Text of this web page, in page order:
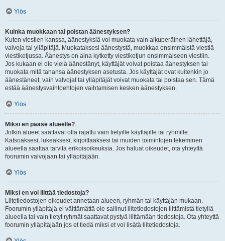
Ylös
Kuinka muokkaan tai poistan äänestyksen?
Kuten viestien kanssa, äänestyksiä voi muokata vain alkuperäinen lähettäjä,
valvoja tai ylläpitäjä. Muokataksesi äänestystä, muokkaa ensimmäistä viestiä
viestiketjussa. Äänestys on aina kytketty viestiketjun ensimmäiseen viestiin.
Jos kukaan ei ole vielä äänestänyt, käyttäjät voivat poistaa äänestyksen tai
muokata mitä tahansa äänestyksen asetusta. Jos käyttäjät ovat kuitenkin jo
äänestäneet, vain valvojat tai ylläpitäjät voivat muokata tai poistaa sen. Tämä
estää äänestysvaihtoehtojen vaihtamisen kesken äänestyksen.
Ylös
Miksi en pääse alueelle?
Jotkin alueet saattavat olla rajattu vain tietyille käyttäjille tai ryhmille.
Katsoaksesi, lukeaksesi, kirjoittaaksesi tai muiden toimintojen tekeminen
alueella saattaa tarvita erikoisoikeuksia. Jos haluat oikeudet, ota yhteyttä
foorumin valvojaan tai ylläpitäjään.
Ylös
Miksi en voi liittää tiedostoja?
Liitetiedostojen oikeudet annetaan alueen, ryhmän tai käyttäjän mukaan.
Foorumin ylläpitäjä ei välttämättä ole sallinut liitetiedostojen liittämistä tietyllä
alueella tai vain tietyt ryhmät saattavat pystyä liittämään tiedostoja. Ota yhteyttä
foorumin ylläpitäjään jos et tiedä miksi et voi lisätä liitetiedostoja.